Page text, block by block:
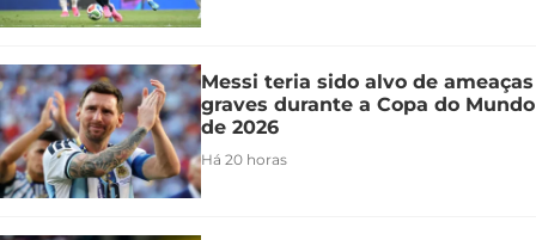
Messi teria sido alvo de ameaças
graves durante a Copa do Mundo
de 2026
Há 20 horas